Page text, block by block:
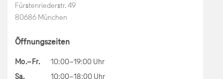
Fürstenriederstr. 49
80686 München
Öffnungszeiten
Mo.–Fr.
10:00–19:00 Uhr
Sa.
10:00–18:00 Uhr